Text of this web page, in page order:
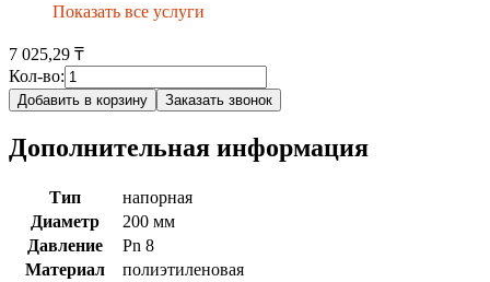
Показать все услуги
7 025,29 ₸
Кол-во:
Добавить в корзину Заказать звонок
Дополнительная информация
Тип
напорная
Диаметр
200 мм
Давление
Pn 8
Материал
полиэтиленовая